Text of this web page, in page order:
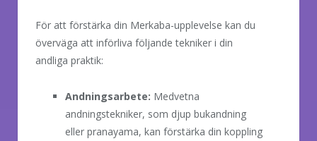
För att förstärka din Merkaba-upplevelse kan du
överväga att införliva följande tekniker i din
andliga praktik:
Andningsarbete: Medvetna
andningstekniker, som djup bukandning
eller pranayama, kan förstärka din koppling